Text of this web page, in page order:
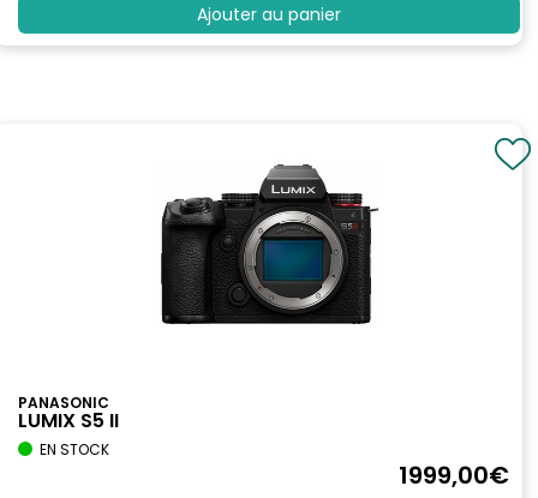
Ajouter au panier
PANASONIC
LUMIX S5 II
EN STOCK
1999,00€